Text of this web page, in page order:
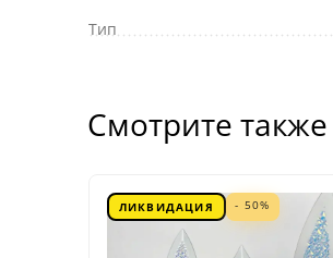
Тип
Смотрите также
ЛИКВИДАЦИЯ - 50%